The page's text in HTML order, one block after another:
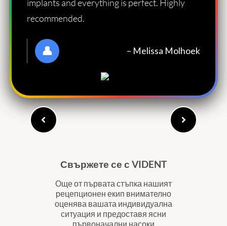
implants and everything is perfect. Highly
recommended.
– Melissa Molhoek
Свържете се с VIDENT
Още от първата стъпка нашият
рецепционен екип внимателно
оценява вашата индивидуална
ситуация и предоставя ясни
първоначални насоки